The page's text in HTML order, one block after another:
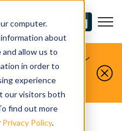
computer.
about
allow us to
in order to
experience
our visitors both
find out more
Privacy Policy.
Open
お問い合わせ
たちがシミュレーシ
ください。